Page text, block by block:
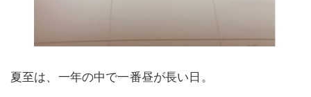
夏至は、一年の中で一番昼が長い日。